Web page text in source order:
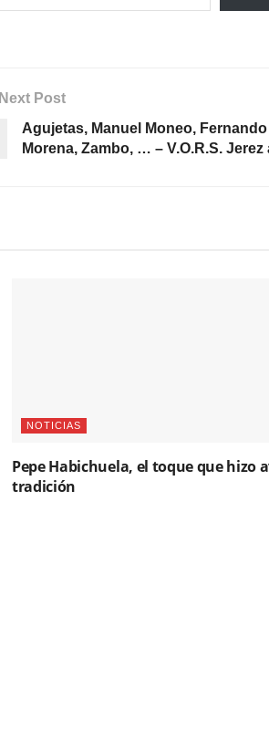
Next Post
Agujetas, Manuel Moneo,
Morena, Zambo, … – V.O.R.S. Jerez
NOTICIAS
Pepe Habichuela, el toque que hizo
tradición